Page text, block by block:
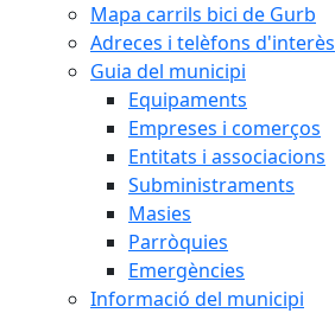
Mapa carrils bici de Gurb
Adreces i telèfons d'interès
Guia del municipi
Equipaments
Empreses i comerços
Entitats i associacions
Subministraments
Masies
Parròquies
Emergències
Informació del municipi